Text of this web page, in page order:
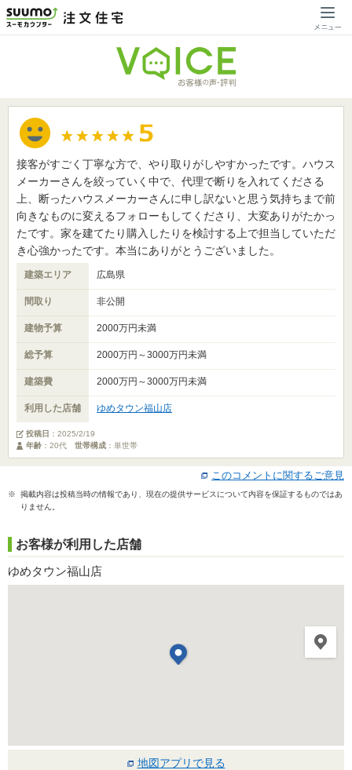
接客がすごく丁寧な方で、やり取りがしやすかったです。ハウス
メーカーさんを絞っていく中で、代理で断りを入れてくださる
上、断ったハウスメーカーさんに申し訳ないと思う気持ちまで前
向きなものに変えるフォローもしてくださり、大変ありがたかっ
たです。家を建てたり購入したりを検討する上で担当していただ
き心強かったです。本当にありがとうございました。
建築エリア 広島県
間取り 非公開
建物予算 2000万円未満
総予算 2000万円～3000万円未満
建築費 2000万円～3000万円未満
利用した店舗 ゆめタウン福山店
投稿日 ： 2025/2/19
年齢 ：20代 世帯構成 ：単世帯
このコメントに関するご意見
※ 掲載内容は投稿当時の情報であり、現在の提供サービスについて内容を保証するものではあ
りません。
お客様が利用した店舗
ゆめタウン福山店
地図アプリで見る